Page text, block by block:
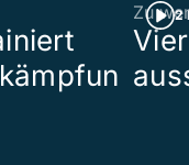
2
Zu